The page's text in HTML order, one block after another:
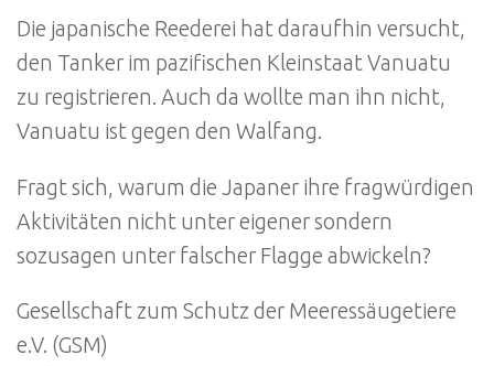
Die japanische Reederei hat daraufhin versucht,
den Tanker im pazifischen Kleinstaat Vanuatu
zu registrieren. Auch da wollte man ihn nicht,
Vanuatu ist gegen den Walfang.
Fragt sich, warum die Japaner ihre fragwürdigen
Aktivitäten nicht unter eigener sondern
sozusagen unter falscher Flagge abwickeln?
Gesellschaft zum Schutz der Meeressäugetiere
e.V. (GSM)